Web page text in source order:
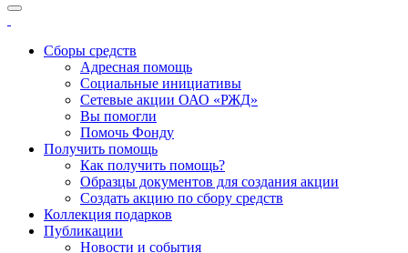
Сборы средств
Адресная помощь
Социальные инициативы
Сетевые акции ОАО «РЖД»
Вы помогли
Помочь Фонду
Получить помощь
Как получить помощь?
Образцы документов для создания акции
Создать акцию по сбору средств
Коллекция подарков
Публикации
Новости и события